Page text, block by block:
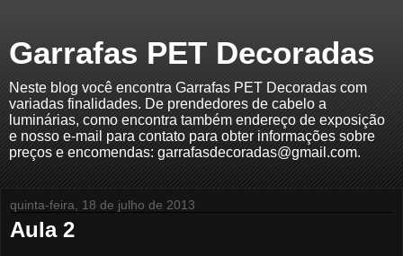
Garrafas PET Decoradas
Neste blog você encontra Garrafas PET Decoradas com
variadas finalidades. De prendedores de cabelo a
luminárias, como encontra também endereço de exposição
e nosso e-mail para contato para obter informações sobre
preços e encomendas: garrafasdecoradas@gmail.com.
quinta-feira, 18 de julho de 2013
Aula 2